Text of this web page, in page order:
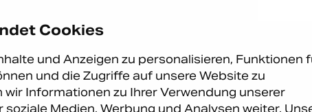
Cookies
und Anzeigen zu personalisieren, Funktionen
und die Zugriffe auf unsere Website zu
Informationen zu Ihrer Verwendung unserer
Medien, Werbung und Analysen weiter.